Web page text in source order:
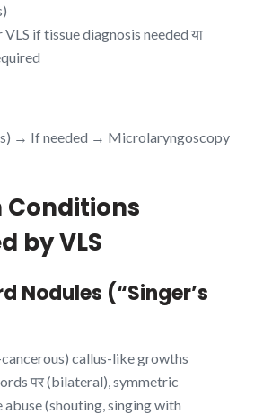
if tissue diagnosis needed या
→ If needed → Microlaryngoscopy
by VLS
Nodules (“Singer’s
callus-like growths
पर (bilateral), symmetric
abuse (shouting, singing with